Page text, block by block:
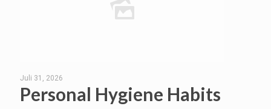
Juli 31, 2026
Personal Hygiene Habits